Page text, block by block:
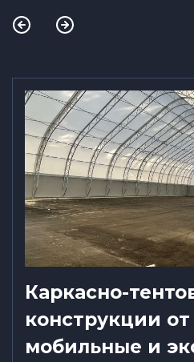
Каркасно-
конструкции от
мобильные и